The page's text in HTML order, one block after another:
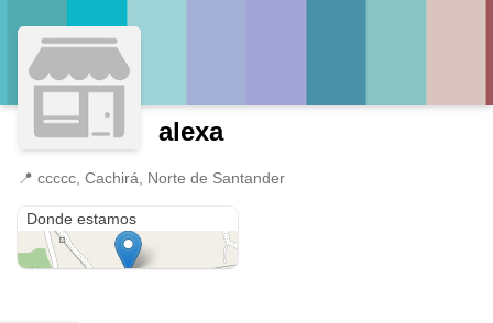
alexa
📍 ccccc, Cachirá, Norte de Santander
Donde estamos